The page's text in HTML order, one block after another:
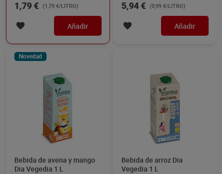
1,79 € (1,79 €/LITRO)
Añadir
5,94 € (0,99 €/LITRO)
Añadir
Novedad
Bebida de avena y mango
Dia Vegedia 1 L
Bebida de arroz Dia
Vegedia 1 L